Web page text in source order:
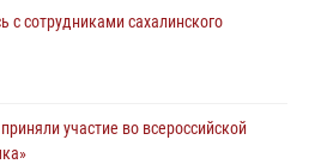
сотрудниками сахалинского
участие во всероссийской